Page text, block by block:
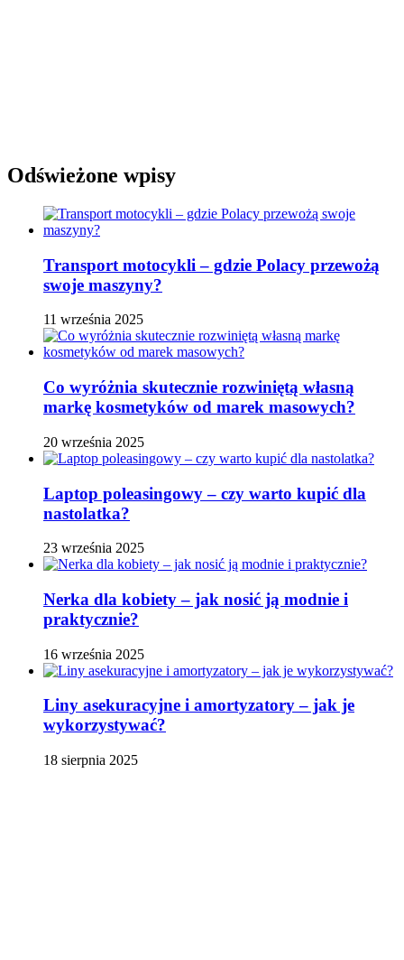
Odświeżone wpisy
Transport motocykli – gdzie Polacy przewożą
swoje maszyny?
11 września 2025
Co wyróżnia skutecznie rozwiniętą własną
markę kosmetyków od marek masowych?
20 września 2025
Laptop poleasingowy – czy warto kupić dla
nastolatka?
23 września 2025
Nerka dla kobiety – jak nosić ją modnie i
praktycznie?
16 września 2025
Liny asekuracyjne i amortyzatory – jak je
wykorzystywać?
18 sierpnia 2025